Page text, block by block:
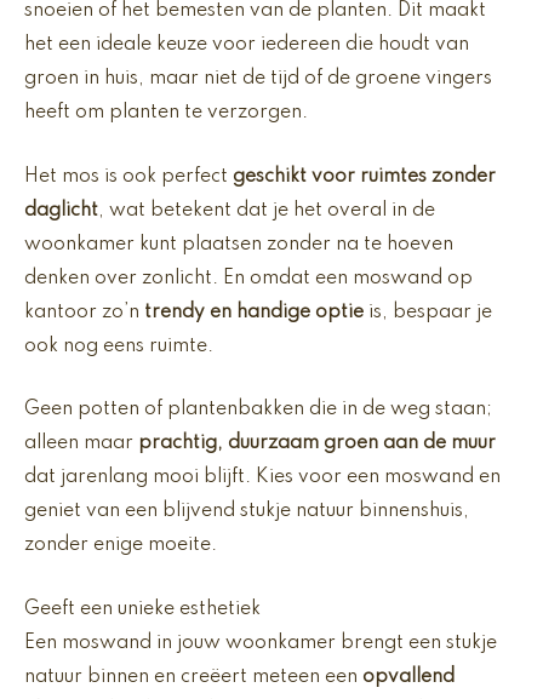
snoeien of het bemesten van de planten. Dit maakt
het een ideale keuze voor iedereen die houdt van
groen in huis, maar niet de tijd of de groene vingers
heeft om planten te verzorgen.
Het mos is ook perfect geschikt voor ruimtes zonder
daglicht, wat betekent dat je het overal in de
woonkamer kunt plaatsen zonder na te hoeven
denken over zonlicht. En omdat een moswand op
kantoor zo’n trendy en handige optie is, bespaar je
ook nog eens ruimte.
Geen potten of plantenbakken die in de weg staan;
alleen maar prachtig, duurzaam groen aan de muur
dat jarenlang mooi blijft. Kies voor een moswand en
geniet van een blijvend stukje natuur binnenshuis,
zonder enige moeite.
Geeft een unieke esthetiek
Een moswand in jouw woonkamer brengt een stukje
natuur binnen en creëert meteen een opvallend